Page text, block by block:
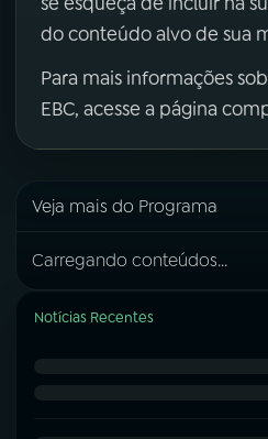
do conteúdo alvo de sua
Para mais informações
EBC, acesse a página
Veja mais do Programa
Carregando conteúdos...
Notícias Recentes